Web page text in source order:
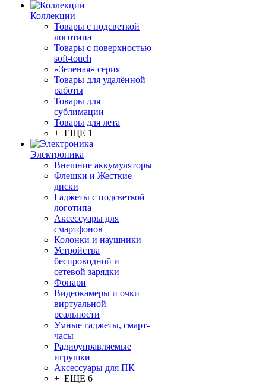
Коллекции
Товары с подсветкой
логотипа
Товары с поверхностью
soft-touch
«Зеленая» серия
Товары для удалённой
работы
Товары для
сублимации
Товары для лета
+ ЕЩЕ 1
Электроника
Внешние аккумуляторы
Флешки и Жесткие
диски
Гаджеты с подсветкой
логотипа
Аксессуары для
смартфонов
Колонки и наушники
Устройства
беспроводной и
сетевой зарядки
Фонари
Видеокамеры и очки
виртуальной
реальности
Умные гаджеты, смарт-
часы
Радиоуправляемые
игрушки
Аксессуары для ПК
+ ЕЩЕ 6